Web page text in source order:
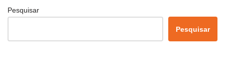
Pesquisar
Pesquisar